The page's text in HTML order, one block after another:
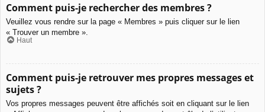
Comment puis-je rechercher des membres ?
Veuillez vous rendre sur la page « Membres » puis cliquer sur le lien
« Trouver un membre ».
Haut
Comment puis-je retrouver mes propres messages et
sujets ?
Vos propres messages peuvent être affichés soit en cliquant sur le lien